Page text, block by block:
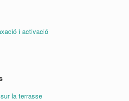
i activació
la terrasse